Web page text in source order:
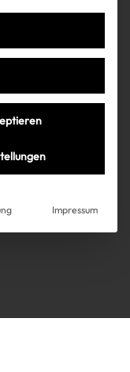
AGB
Impressum